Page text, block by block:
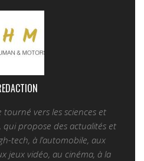
tourné vers les sciences et
qui propose des actualités et
tech, à l’automobile, aux
jeux vidéo, au cinéma, à la